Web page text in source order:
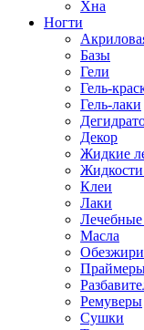
Хна
Ногти
Базы
Гели
Гель-
Гель-лаки
Декор
Жидкие
Жидкости
Клеи
Лаки
Лечебные
Масла
Ремуверы
Сушки